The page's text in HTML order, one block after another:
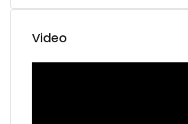
Video